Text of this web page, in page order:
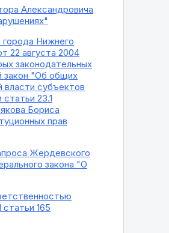
Александровича
Нижнего
22 августа 2004
законодательных
закон "Об общих
власти субъектов
23.1
Бориса
прав
Жердевского
закона "О
165